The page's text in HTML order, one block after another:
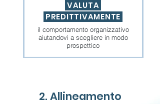
VALUTA
PREDITTIVAMENTE
il comportamento organizzativo
aiutandovi a scegliere in modo
prospettico
2. Allineamento